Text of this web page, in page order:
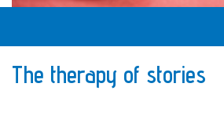
The therapy of stories